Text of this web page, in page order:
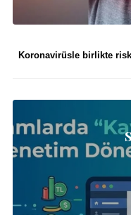
Koronavirüsle birlikte